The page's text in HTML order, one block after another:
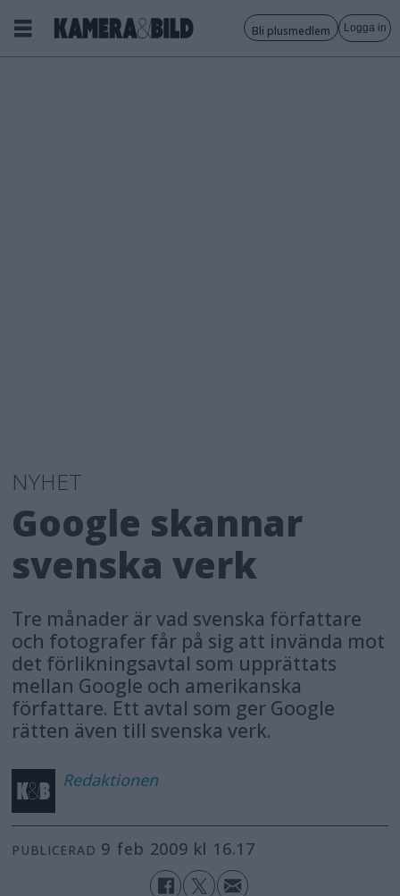
Bli plusmedlem Logga in
NYHET
Google skannar
svenska verk
Tre månader är vad svenska författare
och fotografer får på sig att invända mot
det förlikningsavtal som upprättats
mellan Google och amerikanska
författare. Ett avtal som ger Google
rätten även till svenska verk.
Redaktionen
PUBLICERAD 9 feb 2009 kl 16.17